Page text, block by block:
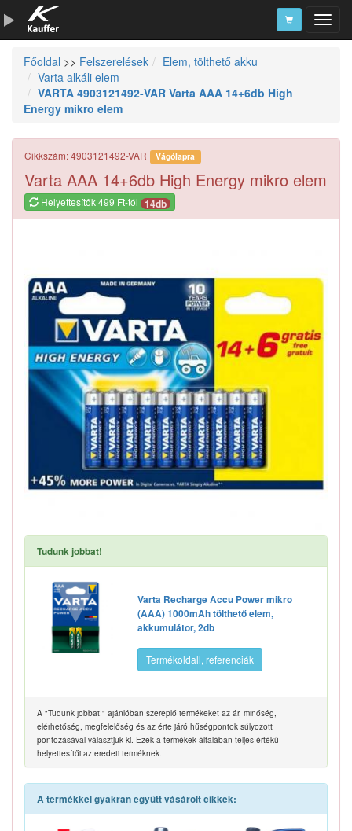
Szerszámkatalógus
Kosár
Főoldal >> Felszerelések
Elem, tölthető akku
Varta alkáli elem
VARTA 4903121492-VAR Varta AAA 14+6db High
Energy mikro elem
Cikkszám: 4903121492-VAR Vágólapra
Varta AAA 14+6db High Energy mikro elem
Helyettesítők 499 Ft-tól 14db
Tudunk jobbat!
Varta Recharge Accu Power mikro
(AAA) 1000mAh tölthető elem,
akkumulátor, 2db
Termékoldall, referenciák
A "Tudunk jobbat!" ajánlóban szereplő termékeket az ár, minőség,
elérhetőség, megfelelőség és az érte járó hűségpontok súlyozott
pontozásával választjuk ki. Ezek a termékek általában teljes értékű
helyettesítői az eredeti terméknek.
A termékkel gyakran együtt vásárolt cikkek: